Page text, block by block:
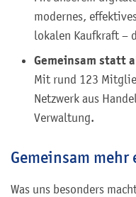
modernes,
lokalen Kaufkraft –
Gemeinsam statt
Mit rund 123
Netzwerk aus
Verwaltung.
Gemeinsam mehr
Was uns besonders